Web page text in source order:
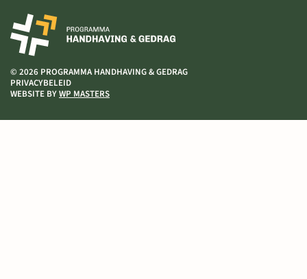
© 2026 PROGRAMMA HANDHAVING & GEDRAG
PRIVACYBELEID
WEBSITE BYWP MASTERS